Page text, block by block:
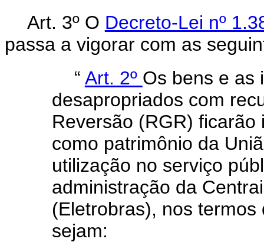
Art. 3º O Decreto-Lei nº
passa a vigorar com as
“ Art. 2º Os bens e as
desapropriados com
Reversão (RGR)
como patrimônio da
utilização no serviço
administração da
(Eletrobras), nos
sejam: